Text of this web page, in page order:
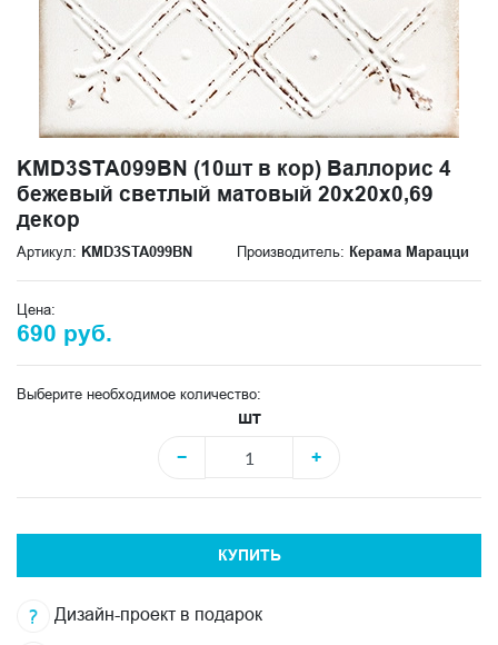
KMD3STA099BN (10шт в кор) Валлорис 4
бежевый светлый матовый 20x20x0,69
декор
Артикул: KMD3STA099BN Производитель: Керама Марацци
Цена:
690 руб.
Выберите необходимое количество:
шт
−
+
КУПИТЬ
Дизайн-проект в подарок